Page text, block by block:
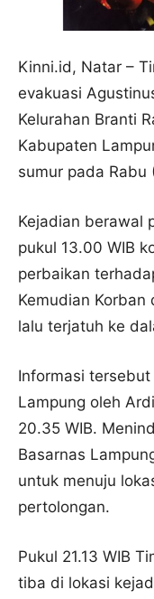
Kinni.id, Natar –
evakuasi
Kelurahan Branti
Kabupaten
sumur pada
Kejadian berawal
pukul 13.00 WIB
perbaikan
Kemudian
lalu terjatuh ke
Informasi
Lampung oleh
20.35 WIB.
Basarnas
untuk menuju
pertolongan.
Pukul 21.13 WIB
tiba di lokasi